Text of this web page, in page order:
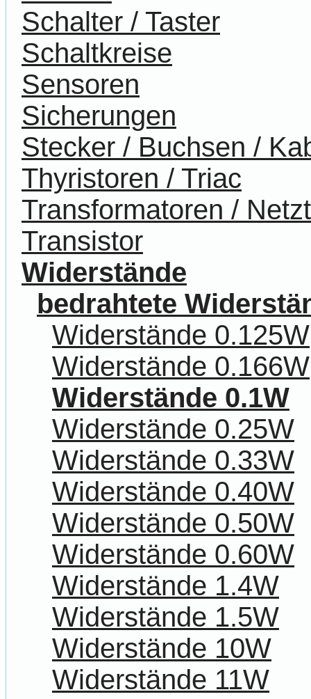
Schalter / Taster
Schaltkreise
Sensoren
Sicherungen
Stecker / Buchsen /
Thyristoren / Triac
Transformatoren /
Transistor
Widerstände
bedrahtete
Widerstände 0.125W
Widerstände 0.166W
Widerstände 0.1W
Widerstände 0.25W
Widerstände 0.33W
Widerstände 0.40W
Widerstände 0.50W
Widerstände 0.60W
Widerstände 1.4W
Widerstände 1.5W
Widerstände 10W
Widerstände 11W